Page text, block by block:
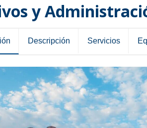
y
Descripción Servicios